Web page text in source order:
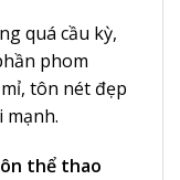
quá cầu kỳ,
phom
tôn nét đẹp
mạnh.
thể thao